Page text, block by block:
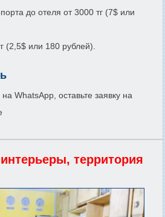
до отеля от 3000 тг (7$ или
(2,5$ или 180 рублей).
WhatsApp, оставьте заявку на
территория